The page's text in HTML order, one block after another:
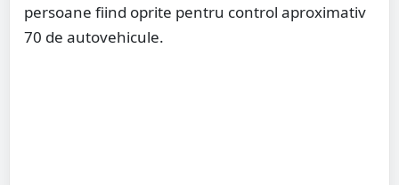
persoane fiind oprite pentru control aproximativ
70 de autovehicule.